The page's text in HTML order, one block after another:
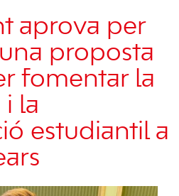
aprova per
proposta
fomentar la
i la
estudiantil a